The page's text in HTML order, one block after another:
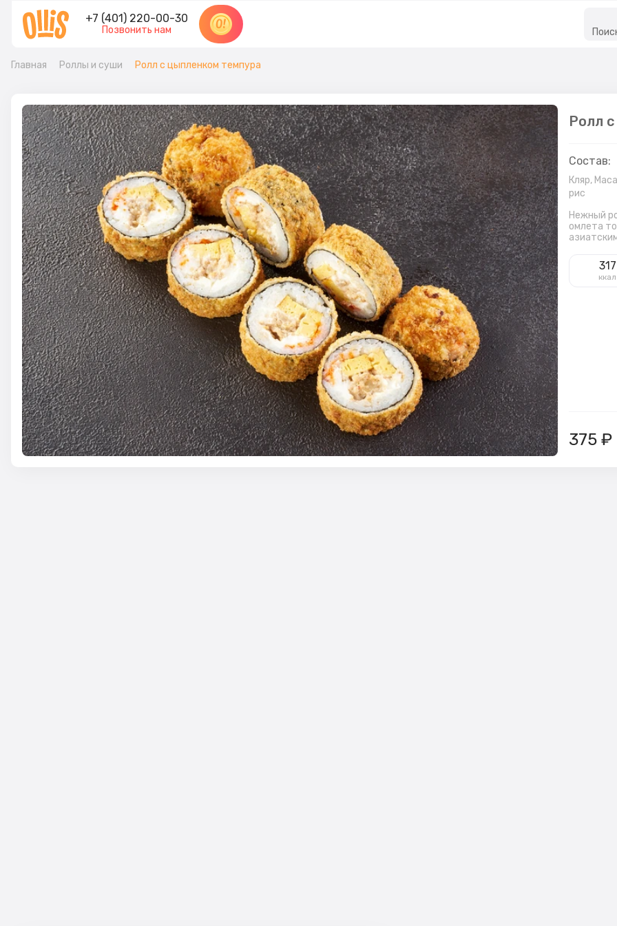
+7 (401) 220-00-30
Позвонить нам
Главная Роллы и суши Ролл с цыпленком темпура
Ролл
Состав:
Кляр,
рис
Нежный
омлета
317
ккал
375 ₽